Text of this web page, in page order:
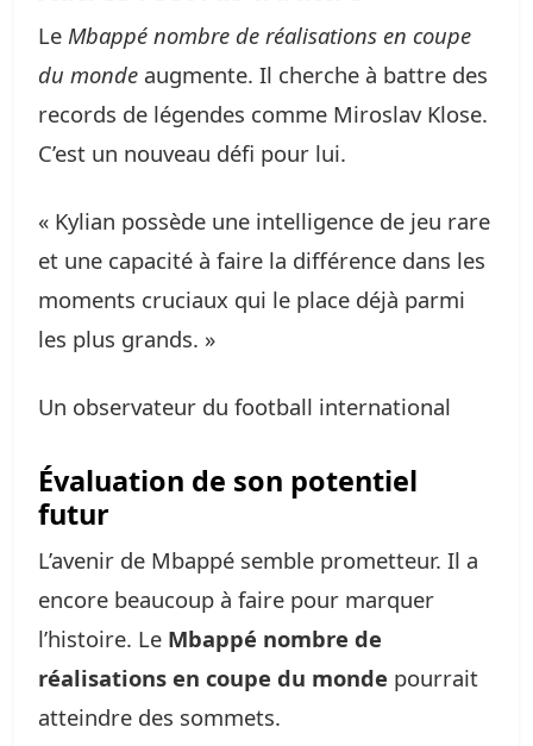
Le Mbappé nombre de réalisations en coupe
du monde augmente. Il cherche à battre des
records de légendes comme Miroslav Klose.
C’est un nouveau défi pour lui.
« Kylian possède une intelligence de jeu rare
et une capacité à faire la différence dans les
moments cruciaux qui le place déjà parmi
les plus grands. »
Un observateur du football international
Évaluation de son potentiel
futur
L’avenir de Mbappé semble prometteur. Il a
encore beaucoup à faire pour marquer
l’histoire. Le Mbappé nombre de
réalisations en coupe du monde pourrait
atteindre des sommets.